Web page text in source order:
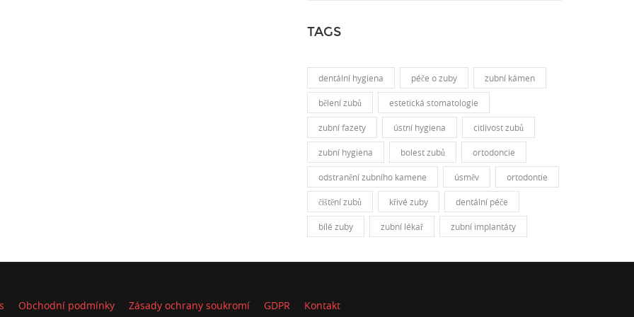
TAGS
dentální hygiena péče o zuby zubní kámen
bělení zubů estetická stomatologie
zubní fazety ústní hygiena citlivost zubů
zubní hygiena bolest zubů ortodoncie
odstranění zubního kamene úsměv ortodontie
čištění zubů křivé zuby dentální péče
bílé zuby zubní lékař zubní implantáty
Obchodní podmínky Zásady ochrany soukromí GDPR Kontakt